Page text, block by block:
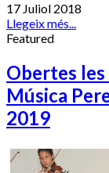
17 Juliol 2018
Llegeix més...
Featured
Obertes
Música
2019